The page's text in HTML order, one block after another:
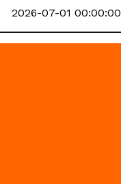
2026-07-01 00:00:00